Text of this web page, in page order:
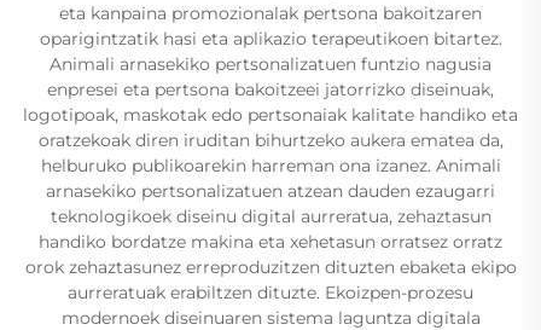
eta kanpaina promozionalak pertsona bakoitzaren
oparigintzatik hasi eta aplikazio terapeutikoen bitartez.
Animali arnasekiko pertsonalizatuen funtzio nagusia
enpresei eta pertsona bakoitzeei jatorrizko diseinuak,
logotipoak, maskotak edo pertsonaiak kalitate handiko eta
oratzekoak diren iruditan bihurtzeko aukera ematea da,
helburuko publikoarekin harreman ona izanez. Animali
arnasekiko pertsonalizatuen atzean dauden ezaugarri
teknologikoek diseinu digital aurreratua, zehaztasun
handiko bordatze makina eta xehetasun orratsez orratz
orok zehaztasunez erreproduzitzen dituzten ebaketa ekipo
aurreratuak erabiltzen dituzte. Ekoizpen-prozesu
modernoek diseinuaren sistema laguntza digitala